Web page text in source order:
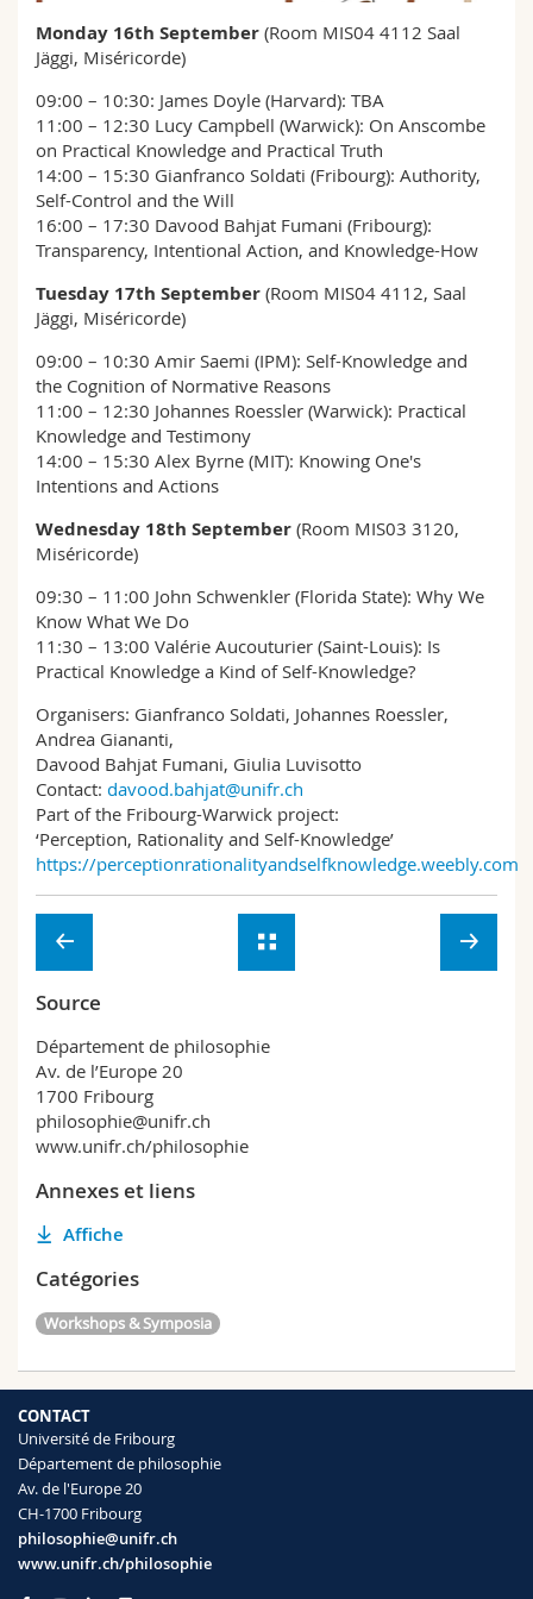
MyUnifr
Monday 16th September (Room MIS04 4112 Saal
Jäggi, Miséricorde)
09:00 – 10:30: James Doyle (Harvard): TBA
11:00 – 12:30 Lucy Campbell (Warwick): On Anscombe
on Practical Knowledge and Practical Truth
14:00 – 15:30 Gianfranco Soldati (Fribourg): Authority,
Self-Control and the Will
16:00 – 17:30 Davood Bahjat Fumani (Fribourg):
Transparency, Intentional Action, and Knowledge-How
Tuesday 17th September (Room MIS04 4112, Saal
Jäggi, Miséricorde)
09:00 – 10:30 Amir Saemi (IPM): Self-Knowledge and
the Cognition of Normative Reasons
11:00 – 12:30 Johannes Roessler (Warwick): Practical
Knowledge and Testimony
14:00 – 15:30 Alex Byrne (MIT): Knowing One's
Intentions and Actions
Wednesday 18th September (Room MIS03 3120,
Miséricorde)
09:30 – 11:00 John Schwenkler (Florida State): Why We
Know What We Do
11:30 – 13:00 Valérie Aucouturier (Saint-Louis): Is
Practical Knowledge a Kind of Self-Knowledge?
Organisers: Gianfranco Soldati, Johannes Roessler,
Andrea Giananti,
Davood Bahjat Fumani, Giulia Luvisotto
Contact: davood.bahjat@unifr.ch
Part of the Fribourg-Warwick project:
‘Perception, Rationality and Self-Knowledge’
https://perceptionrationalityandselfknowledge.weebly.com
Source
Département de philosophie
Av. de l’Europe 20
1700 Fribourg
philosophie@unifr.ch
www.unifr.ch/philosophie
Annexes et liens
Affiche
Catégories
Workshops & Symposia
CONTACT
Université de Fribourg
Département de philosophie
Av. de l'Europe 20
CH-1700 Fribourg
philosophie@unifr.ch
www.unifr.ch/philosophie